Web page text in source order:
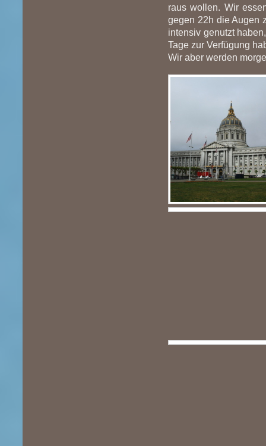
raus wollen. Wir
gegen 22h die Augen
intensiv genutzt
Tage zur Verfügung
Wir aber werden